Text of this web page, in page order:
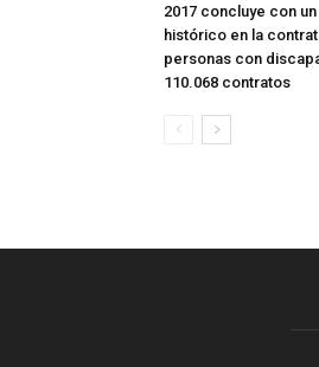
2017 concluye con
histórico en la
personas con
110.068 contratos